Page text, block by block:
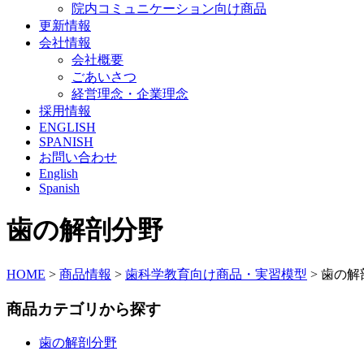
院内コミュニケーション向け商品
更新情報
会社情報
会社概要
ごあいさつ
経営理念・企業理念
採用情報
ENGLISH
SPANISH
お問い合わせ
English
Spanish
歯の解剖分野
HOME > 商品情報 > 歯科学教育向け商品・実習模型 > 歯の解
商品カテゴリから探す
歯の解剖分野